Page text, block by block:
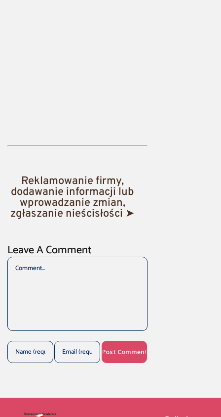
Reklamowanie firmy,
dodawanie informacji lub
wprowadzanie zmian,
zgłaszanie nieścisłości ➤
Leave A Comment
Comment